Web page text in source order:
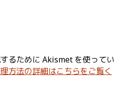
るために Akismet を使ってい
方法の詳細はこちらをご覧く